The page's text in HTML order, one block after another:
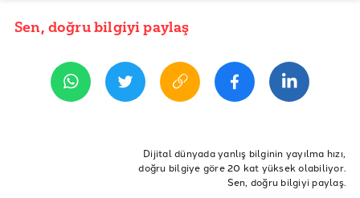
YAYIN TARİHİ
Atölye DP
Doğruluk Payı Atölyesi
Gaziantep Atölyesi
Sen, doğru bilgiyi paylaş
Dijital dünyada yanlış bilginin yayılma hızı,
doğru bilgiye göre 20 kat yüksek olabiliyor.
Sen, doğru bilgiyi paylaş.